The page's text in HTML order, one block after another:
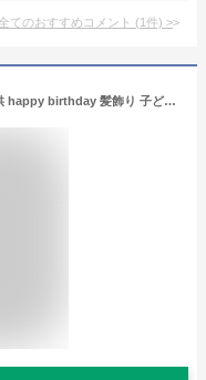
てのおすすめコメント (1件) >
ハッピーバースデー カチューシャ 子供 happy birthday 髪飾り 子ども 韓国子供服 バースデイ ヘアアクセサリー コスプレ 仮装 誕生日 お祝い 韓国こども服 韓国ファッション キッズサイズ キッズ 可愛い 韓国 服 男の子 女の子 誕生日会 無地 キッズ服 ジュニア服 miso